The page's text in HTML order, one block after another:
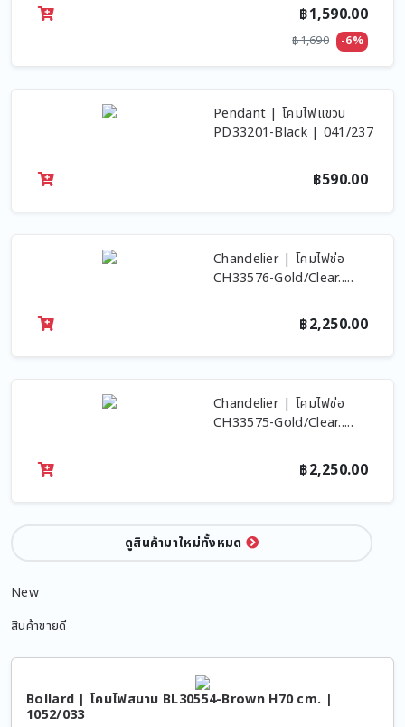
฿1,590.00
฿1,690 -6%
Pendant | โคมไฟแขวน
PD33201-Black | 041/237
฿590.00
Chandelier | โคมไฟช่อ
CH33576-Gold/Clear.....
฿2,250.00
Chandelier | โคมไฟช่อ
CH33575-Gold/Clear.....
฿2,250.00
ดูสินค้ามาใหม่ทั้งหมด
New
สินค้าขายดี
Bollard | โคมไฟสนาม BL30554-Brown H70 cm. |
1052/033